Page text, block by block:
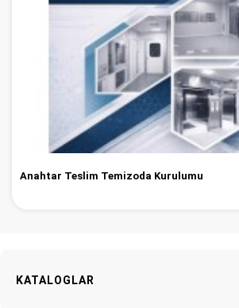
Anahtar Teslim Temizoda Kurulumu
KATALOGLAR